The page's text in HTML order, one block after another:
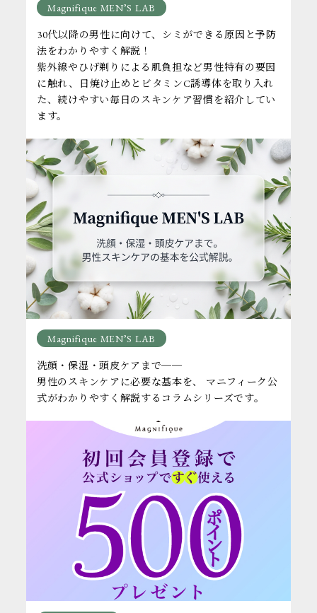
Magnifique MEN’S LAB
30代以降の男性に向けて、シミができる原因と予防
法をわかりやすく解説！
紫外線やひげ剃りによる肌負担など男性特有の要因
に触れ、日焼け止めとビタミンC誘導体を取り入れ
た、続けやすい毎日のスキンケア習慣を紹介してい
ます。
Magnifique MEN’S LAB
洗顔・保湿・頭皮ケアまで──
男性のスキンケアに必要な基本を、 マニフィーク公
式がわかりやすく解説するコラムシリーズです。